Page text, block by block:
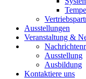
Ausstellungen
Veranstaltung &
Ausstellung
Ausbildung
Kontaktiere uns